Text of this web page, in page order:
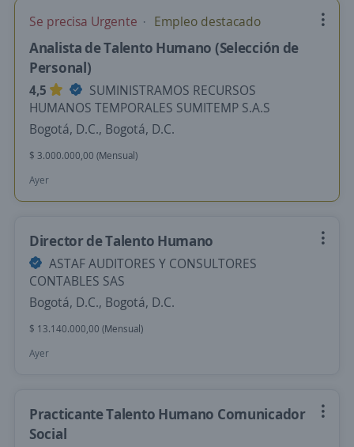
Se precisa Urgente Empleo destacado
Analista de Talento Humano (Selección de
Personal)
4,5
SUMINISTRAMOS RECURSOS
HUMANOS TEMPORALES SUMITEMP S.A.S
Bogotá, D.C., Bogotá, D.C.
$ 3.000.000,00 (Mensual)
Ayer
Director de Talento Humano
ASTAF AUDITORES Y CONSULTORES
CONTABLES SAS
Bogotá, D.C., Bogotá, D.C.
$ 13.140.000,00 (Mensual)
Ayer
Practicante Talento Humano Comunicador
Social